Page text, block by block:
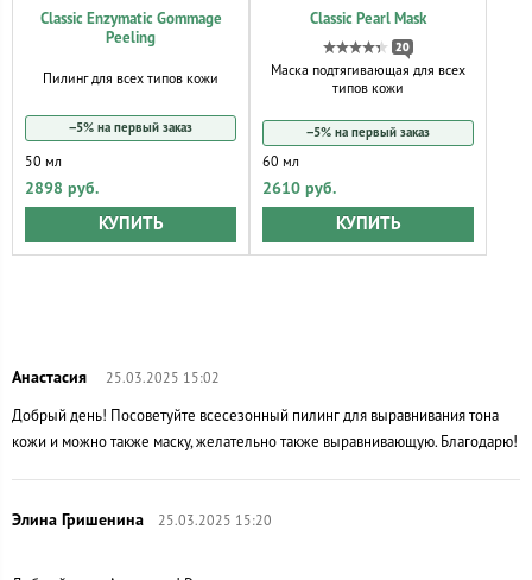
Classic Enzymatic Gommage
Peeling
Пилинг для всех типов кожи
−5% на первый заказ
50 мл
2898 руб.
КУПИТЬ
Classic Pearl Mask
20
Маска подтягивающая для всех
типов кожи
−5% на первый заказ
60 мл
2610 руб.
КУПИТЬ
25.03.2025 15:02
Добрый день! Посоветуйте всесезонный пилинг для выравнивания тона
кожи и можно также маску, желательно также выравнивающую. Благодарю!
25.03.2025 15:20